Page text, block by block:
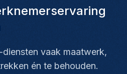
vaak maatwerk,
én te behouden.